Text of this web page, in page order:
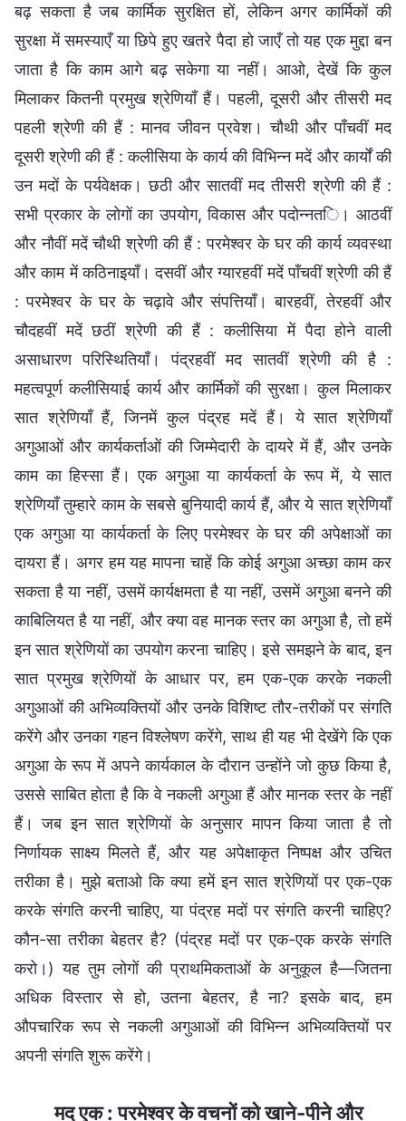
बढ़ सकता है जब कार्मिक सुरक्षित हों, लेकिन अगर कार्मिकों की
सुरक्षा में समस्याएँ या छिपे हुए खतरे पैदा हो जाएँ तो यह एक मुद्दा बन
जाता है कि काम आगे बढ़ सकेगा या नहीं। आओ, देखें कि कुल
मिलाकर कितनी प्रमुख श्रेणियाँ हैं। पहली, दूसरी और तीसरी मद
पहली श्रेणी की हैं : मानव जीवन प्रवेश। चौथी और पाँचवीं मद
दूसरी श्रेणी की हैं : कलीसिया के कार्य की विभिन्न मदें और कार्यों की
उन मदों के पर्यवेक्षक। छठी और सातवीं मद तीसरी श्रेणी की हैं :
सभी प्रकार के लोगों का उपयोग, विकास और पदोन्नति। आठवीं
और नौवीं मदें चौथी श्रेणी की हैं : परमेश्वर के घर की कार्य व्यवस्था
और काम में कठिनाइयाँ। दसवीं और ग्यारहवीं मदें पाँचवीं श्रेणी की हैं
: परमेश्वर के घर के चढ़ावे और संपत्तियाँ। बारहवीं, तेरहवीं और
चौदहवीं मदें छठीं श्रेणी की हैं : कलीसिया में पैदा होने वाली
असाधारण परिस्थितियाँ। पंद्रहवीं मद सातवीं श्रेणी की है :
महत्वपूर्ण कलीसियाई कार्य और कार्मिकों की सुरक्षा। कुल मिलाकर
सात श्रेणियाँ हैं, जिनमें कुल पंद्रह मदें हैं। ये सात श्रेणियाँ
अगुआओं और कार्यकर्ताओं की जिम्मेदारी के दायरे में हैं, और उनके
काम का हिस्सा हैं। एक अगुआ या कार्यकर्ता के रूप में, ये सात
श्रेणियाँ तुम्हारे काम के सबसे बुनियादी कार्य हैं, और ये सात श्रेणियाँ
एक अगुआ या कार्यकर्ता के लिए परमेश्वर के घर की अपेक्षाओं का
दायरा हैं। अगर हम यह मापना चाहें कि कोई अगुआ अच्छा काम कर
सकता है या नहीं, उसमें कार्यक्षमता है या नहीं, उसमें अगुआ बनने की
काबिलियत है या नहीं, और क्या वह मानक स्तर का अगुआ है, तो हमें
इन सात श्रेणियों का उपयोग करना चाहिए। इसे समझने के बाद, इन
सात प्रमुख श्रेणियों के आधार पर, हम एक-एक करके नकली
अगुआओं की अभिव्यक्तियों और उनके विशिष्ट तौर-तरीकों पर संगति
करेंगे और उनका गहन विश्लेषण करेंगे, साथ ही यह भी देखेंगे कि एक
अगुआ के रूप में अपने कार्यकाल के दौरान उन्होंने जो कुछ किया है,
उससे साबित होता है कि वे नकली अगुआ हैं और मानक स्तर के नहीं
हैं। जब इन सात श्रेणियों के अनुसार मापन किया जाता है तो
निर्णायक साक्ष्य मिलते हैं, और यह अपेक्षाकृत निष्पक्ष और उचित
तरीका है। मुझे बताओ कि क्या हमें इन सात श्रेणियों पर एक-एक
करके संगति करनी चाहिए, या पंद्रह मदों पर संगति करनी चाहिए?
कौन-सा तरीका बेहतर है? (पंद्रह मदों पर एक-एक करके संगति
करो।) यह तुम लोगों की प्राथमिकताओं के अनुकूल है—जितना
अधिक विस्तार से हो, उतना बेहतर, है ना? इसके बाद, हम
औपचारिक रूप से नकली अगुआओं की विभिन्न अभिव्यक्तियों पर
अपनी संगति शुरू करेंगे।
मद एक : परमेश्वर के वचनों को खाने-पीने और